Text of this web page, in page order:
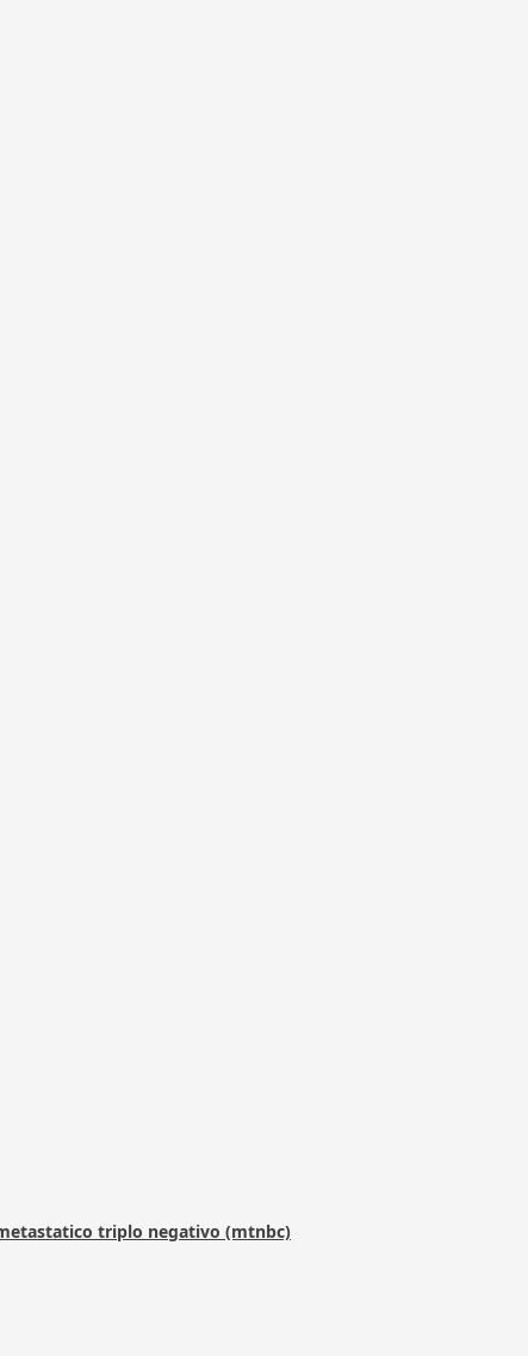
triplo negativo (mtnbc)